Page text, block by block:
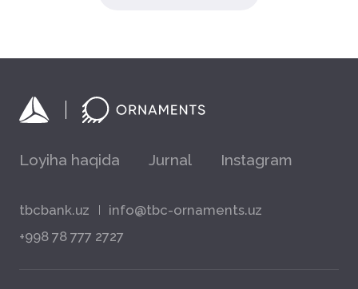
Loyiha haqida Jurnal Instagram
tbcbank.uz
info@tbc-ornaments.uz
+998 78 777 2727